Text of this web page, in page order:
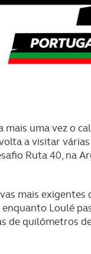
uma vez o
a visitar
Ruta 40, na
mais
Loulé
de quilómetros